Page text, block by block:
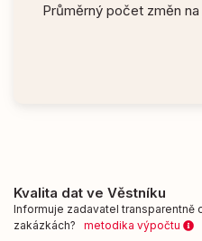
Průměrný počet změn
Kvalita dat ve Věstníku
Informuje zadavatel transparentně
zakázkách? metodika výpočtu